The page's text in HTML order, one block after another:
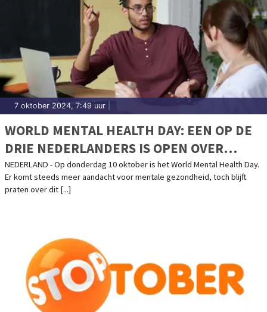
7 oktober 2024, 7:49 uur
WORLD MENTAL HEALTH DAY: EEN OP DE
DRIE NEDERLANDERS IS OPEN OVER
MENTALE GEZONDHEID
NEDERLAND - Op donderdag 10 oktober is het World Mental Health Day.
Er komt steeds meer aandacht voor mentale gezondheid, toch blijft
praten over dit [...]